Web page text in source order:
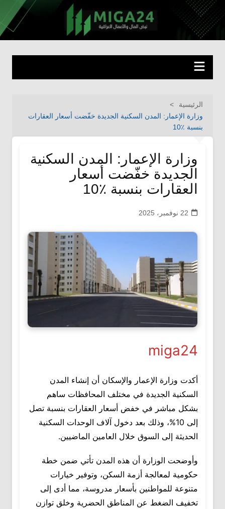
التجاوز
إلى
المحتوى
miga24.com نبض المال والأعمال العراقية
الرئيسية
وزارة الإعمار: المدن السكنية الجديدة خفّضت أسعار العقارات
بنسبة ٪؜10
وزارة الإعمار: المدن السكنية
الجديدة خفّضت أسعار
العقارات بنسبة ٪؜10
22 نوفمبر، 2025
miga24
أكدت وزارة الإعمار والإسكان أن إنشاء المدن
السكنية الجديدة في مختلف المحافظات ساهم
بشكل مباشر في خفض أسعار العقارات بنسبة تصل
إلى 10%، وذلك بعد دخول آلاف الوحدات السكنية
الحديثة إلى السوق خلال العامين الماضيين.
وأوضحت الوزارة أن هذه المدن تأتي ضمن خطة
حكومية لمعالجة أزمة السكن، وتوفير خيارات
متنوعة للمواطنين بأسعار مدروسة، مما أدى إلى
تخفيف الضغط عن المناطق الحضرية وخلق توازن